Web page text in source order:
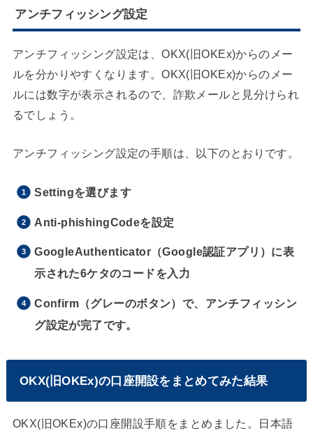
アンチフィッシング設定
アンチフィッシング設定は、OKX(旧OKEx)からのメー
ルを分かりやすくなります。OKX(旧OKEx)からのメー
ルには数字が表示されるので、詐欺メールと見分けられ
るでしょう。
アンチフィッシング設定の手順は、以下のとおりです。
Settingを選びます
Anti-phishingCodeを設定
GoogleAuthenticator（Google認証アプリ）に表
示された6ケタのコードを入力
Confirm（グレーのボタン）で、アンチフィッシン
グ設定が完了です。
OKX(旧OKEx)の口座開設をまとめてみた結果
OKX(旧OKEx)の口座開設手順をまとめました。日本語